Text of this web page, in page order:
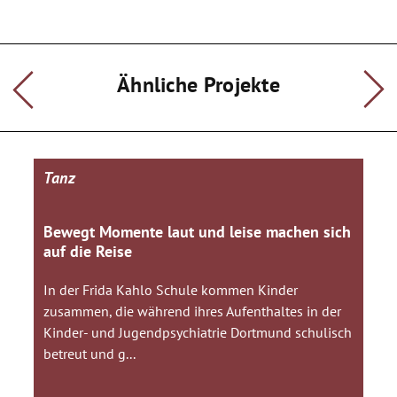
Ähnliche Projekte
Tanz
Bewegt Momente laut und leise machen sich
auf die Reise
In der Frida Kahlo Schule kommen Kinder
zusammen, die während ihres Aufenthaltes in der
Kinder- und Jugendpsychiatrie Dortmund schulisch
betreut und g...